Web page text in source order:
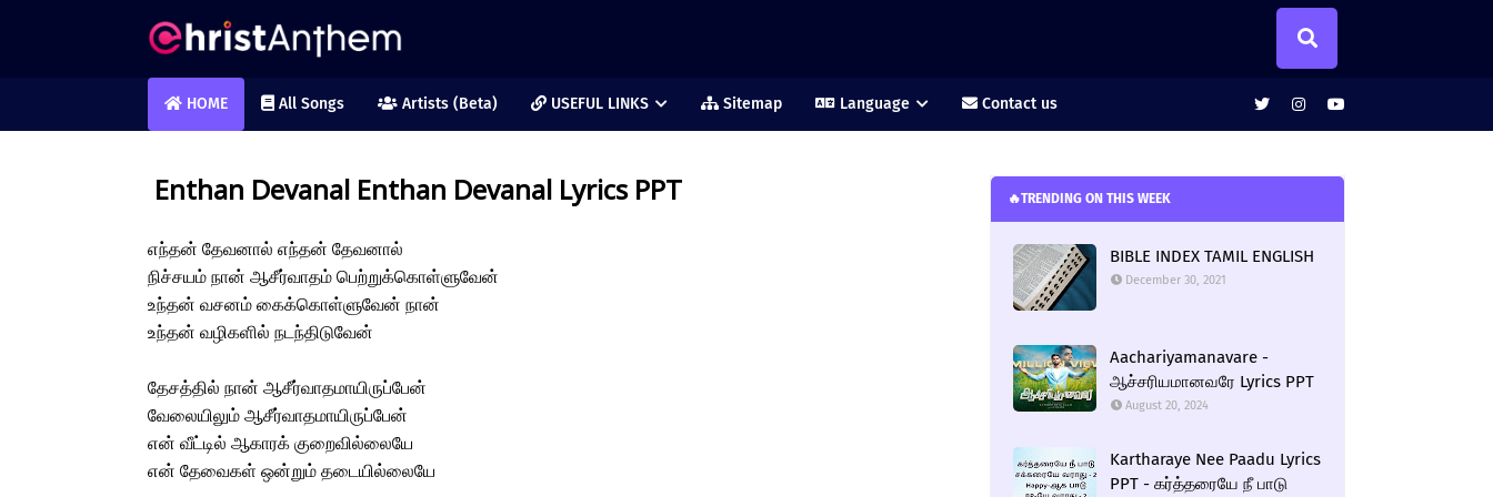
HOME All Songs Artists (Beta) USEFUL LINKS Sitemap Language Contact us
Enthan Devanal Enthan Devanal Lyrics PPT
எந்தன் தேவனால் எந்தன் தேவனால்
நிச்சயம் நான் ஆசீர்வாதம் பெற்றுக்கொள்ளுவேன்
உந்தன் வசனம் கைக்கொள்ளுவேன் நான்
உந்தன் வழிகளில் நடந்திடுவேன்
தேசத்தில் நான் ஆசீர்வாதமாயிருப்பேன்
வேலையிலும் ஆசீர்வாதமாயிருப்பேன்
என் வீட்டில் ஆகாரக் குறைவில்லையே
என் தேவைகள் ஒன்றும் தடையில்லையே
🔥TRENDING ON THIS WEEK
BIBLE INDEX TAMIL ENGLISH
December 30, 2021
Aachariyamanavare -
ஆச்சரியமானவரே Lyrics PPT
August 20, 2024
Kartharaye Nee Paadu Lyrics
PPT - கர்த்தரையே நீ பாடு